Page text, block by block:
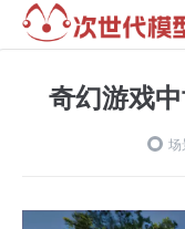
奇幻游戏
场